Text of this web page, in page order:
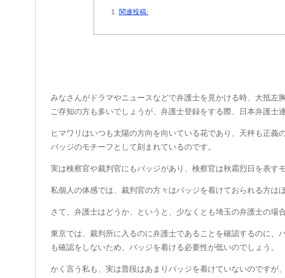
関連投稿:
みなさんがドラマやニュースなどで弁護士を見かける時、大抵左
ご存知の方も多いでしょうが、弁護士登録をする際、日本弁護士
ヒマワリはいつも太陽の方向を向いている花であり、天秤も正
バッジのモチーフとして刻まれているのです。
実は検察官や裁判官にもバッジがあり、検察官は秋霜烈日を表す
私個人の体感では、裁判官の方々はバッジを着けておられる方は
さて、弁護士はどうか、というと、少なくとも埼玉の弁護士の場
東京では、裁判所に入るのに弁護士であることを確認するのに
も確認をしないため、バッジを着ける必要性が低いのでしょう。
かく言う私も、実は普段はあまりバッジを着けていないのですが